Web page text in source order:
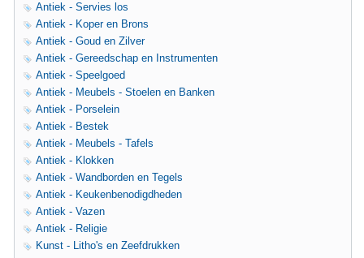
Antiek - Servies los
Antiek - Koper en Brons
Antiek - Goud en Zilver
Antiek - Gereedschap en Instrumenten
Antiek - Speelgoed
Antiek - Meubels - Stoelen en Banken
Antiek - Porselein
Antiek - Bestek
Antiek - Meubels - Tafels
Antiek - Klokken
Antiek - Wandborden en Tegels
Antiek - Keukenbenodigdheden
Antiek - Vazen
Antiek - Religie
Kunst - Litho's en Zeefdrukken